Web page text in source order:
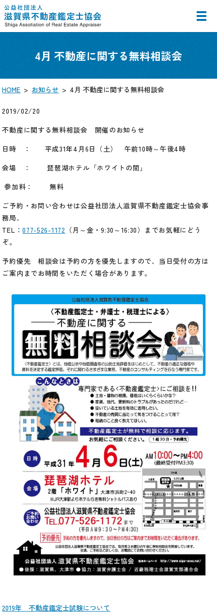
4月 不動産に関する無料相談会
HOME お知らせ 4月 不動産に関する無料相談会
2019/02/20
不動産に関する無料相談会 開催のお知らせ
日時 ： 平成31年4 月6日（土） 午前10時～午後4時
会場 ： 琵琶湖ホテル「ホワイトの間」
参加料： 無料
ご予約・お問い合わせは公益社団法人滋賀県不動産鑑定士協会事
務局、
TEL：077-526-1172 （月～金・9:30～16:30）までお気軽にどう
ぞ。
予約優先 相談会は予約の方を優先しますので、当日受付の方は
ご案内までお時間をいただく場合があります。
2019年 不動産鑑定士試験について